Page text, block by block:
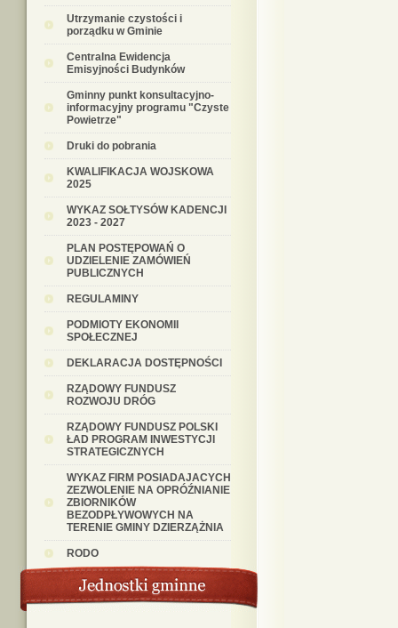
Utrzymanie czystości i
porządku w Gminie
Centralna Ewidencja
Emisyjności Budynków
Gminny punkt konsultacyjno-
informacyjny programu "Czyste
Powietrze"
Druki do pobrania
KWALIFIKACJA WOJSKOWA
2025
WYKAZ SOŁTYSÓW KADENCJI
2023 - 2027
PLAN POSTĘPOWAŃ O
UDZIELENIE ZAMÓWIEŃ
PUBLICZNYCH
REGULAMINY
PODMIOTY EKONOMII
SPOŁECZNEJ
DEKLARACJA DOSTĘPNOŚCI
RZĄDOWY FUNDUSZ
ROZWOJU DRÓG
RZĄDOWY FUNDUSZ POLSKI
ŁAD PROGRAM INWESTYCJI
STRATEGICZNYCH
WYKAZ FIRM POSIADAJACYCH
ZEZWOLENIE NA OPRÓŹNIANIE
ZBIORNIKÓW
BEZODPŁYWOWYCH NA
TERENIE GMINY DZIERZĄŻNIA
RODO